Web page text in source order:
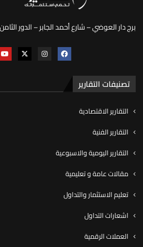
برج دار العوضي – شارع أحمد الجابر – الدور
تصنيفات التقارير
التقارير الاقتصادية
التقارير الفنية
التقارير اليومية والاسبوعية
مقالات عامة و تعليمية
تعليم الاستثمار والتداول
اشعارات التداول
العملات الرقمية